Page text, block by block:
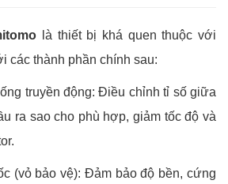
là thiết bị khá quen thuộc với
các thành phần chính sau:
truyền động: Điều chỉnh tỉ số giữa
ra sao cho phù hợp, giảm tốc độ và
(vỏ bảo vệ): Đảm bảo độ bền, cứng